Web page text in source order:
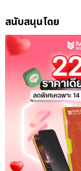
สนับสนุนโดย